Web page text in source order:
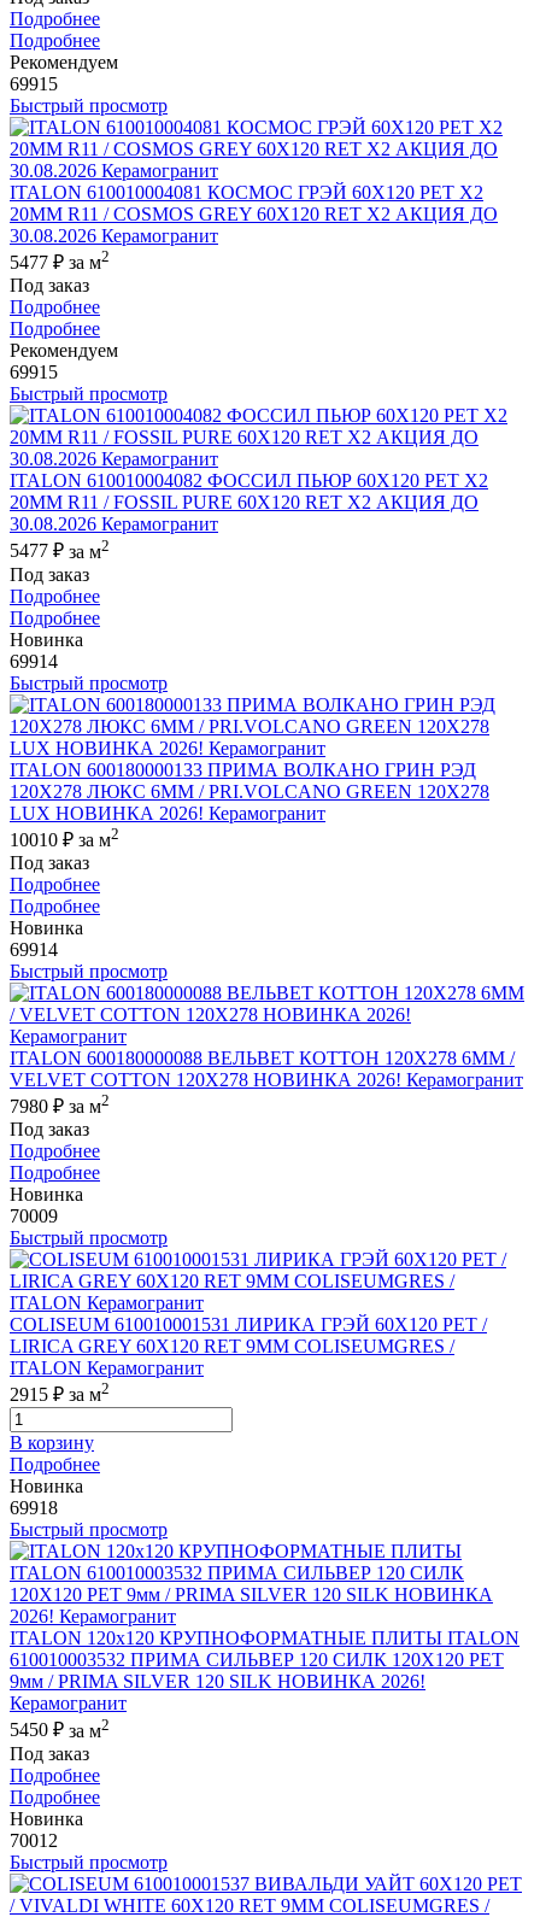
Подробнее
Подробнее
Рекомендуем
69915
Быстрый просмотр
ITALON 610010004081 КОСМОС ГРЭЙ 60X120 РЕТ Х2
20MM R11 / COSMOS GREY 60X120 RET X2 АКЦИЯ ДО
30.08.2026 Керамогранит
5477 ₽ за м2
Под заказ
Подробнее
Подробнее
Рекомендуем
69915
Быстрый просмотр
ITALON 610010004082 ФОССИЛ ПЬЮР 60X120 РЕТ Х2
20MM R11 / FOSSIL PURE 60X120 RET X2 АКЦИЯ ДО
30.08.2026 Керамогранит
5477 ₽ за м2
Под заказ
Подробнее
Подробнее
Новинка
69914
Быстрый просмотр
ITALON 600180000133 ПРИМА ВОЛКАНО ГРИН РЭД
120X278 ЛЮКС 6ММ / PRI.VOLCANO GREEN 120X278
LUX НОВИНКА 2026! Керамогранит
10010 ₽ за м2
Под заказ
Подробнее
Подробнее
Новинка
69914
Быстрый просмотр
ITALON 600180000088 ВЕЛЬВЕТ КОТТОН 120X278 6ММ /
VELVET COTTON 120X278 НОВИНКА 2026! Керамогранит
7980 ₽ за м2
Под заказ
Подробнее
Подробнее
Новинка
70009
Быстрый просмотр
COLISEUM 610010001531 ЛИРИКА ГРЭЙ 60X120 РЕТ /
LIRICA GREY 60X120 RET 9MM COLISEUMGRES /
ITALON Керамогранит
2915 ₽ за м2
В корзину
Подробнее
Новинка
69918
Быстрый просмотр
ITALON 120x120 КРУПНОФОРМАТНЫЕ ПЛИТЫ ITALON
610010003532 ПРИМА СИЛЬВЕР 120 СИЛК 120Х120 РЕТ
9мм / PRIMA SILVER 120 SILK НОВИНКА 2026!
Керамогранит
5450 ₽ за м2
Под заказ
Подробнее
Подробнее
Новинка
70012
Быстрый просмотр